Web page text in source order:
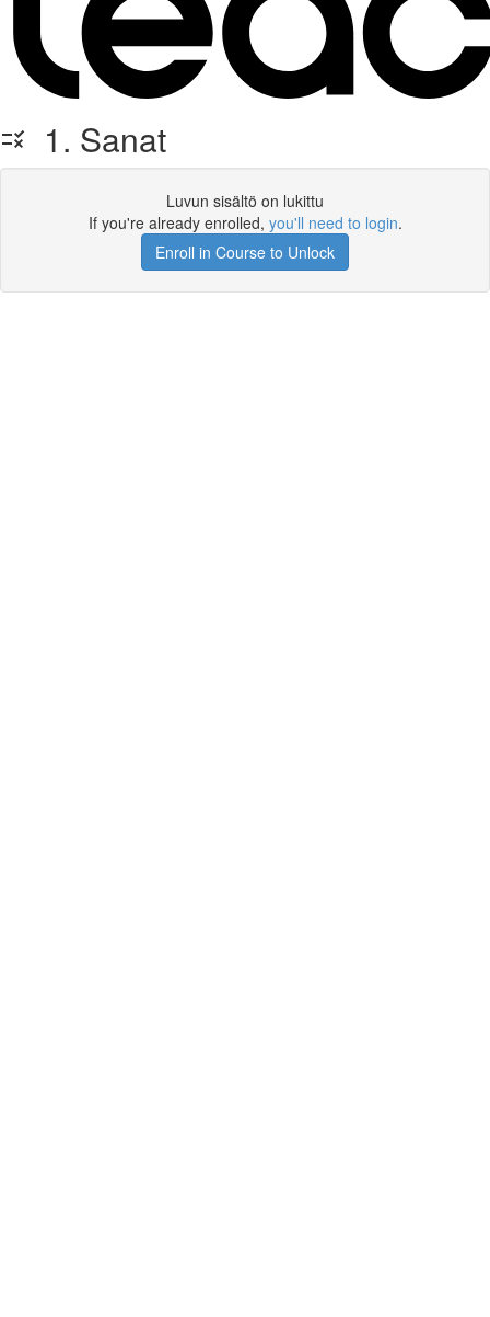
1. Sanat
Luvun sisältö on lukittu
If you're already enrolled, you'll need to login.
Enroll in Course to Unlock